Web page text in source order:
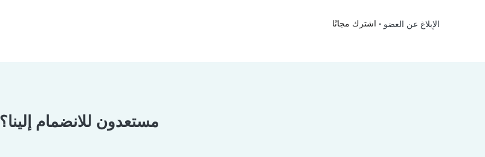
الإبلاغ عن العضو • اشترك مجانًا
مستعدون للانضمام إلينا؟